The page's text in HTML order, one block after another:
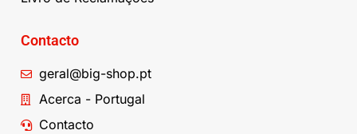
Contacto
geral@big-shop.pt
Acerca - Portugal
Contacto